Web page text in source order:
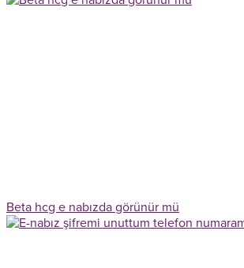
Beta hcg e nabızda görünür mü